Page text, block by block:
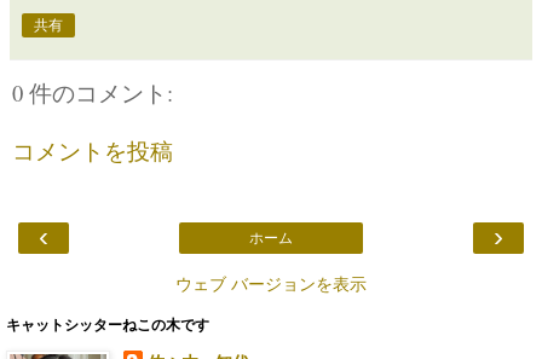
共有
0 件のコメント:
コメントを投稿
‹ ›
ホーム
ウェブ バージョンを表示
キャットシッターねこの木です